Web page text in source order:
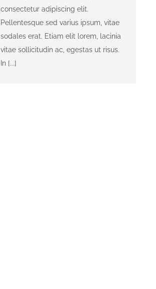
consectetur adipiscing elit.
Pellentesque sed varius ipsum, vitae
sodales erat. Etiam elit lorem, lacinia
vitae sollicitudin ac, egestas ut risus.
In [...]